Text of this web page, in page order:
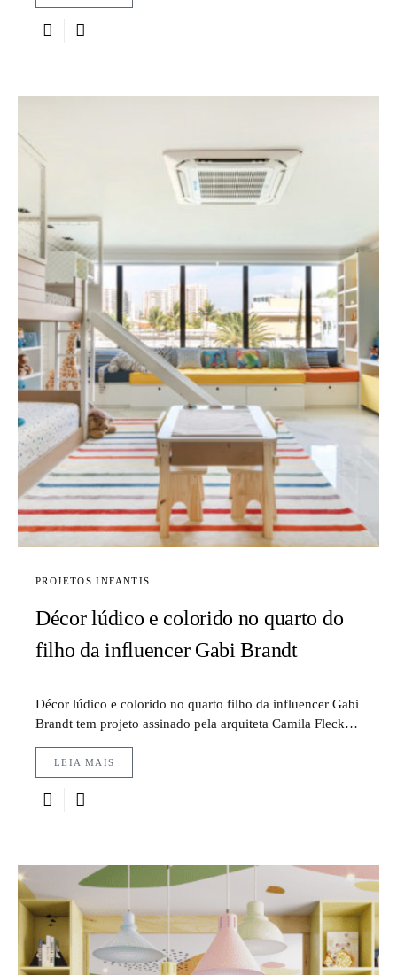
PROJETOS INFANTIS
Décor lúdico e colorido no quarto do
filho da influencer Gabi Brandt
Décor lúdico e colorido no quarto filho da influencer Gabi
Brandt tem projeto assinado pela arquiteta Camila Fleck…
LEIA MAIS